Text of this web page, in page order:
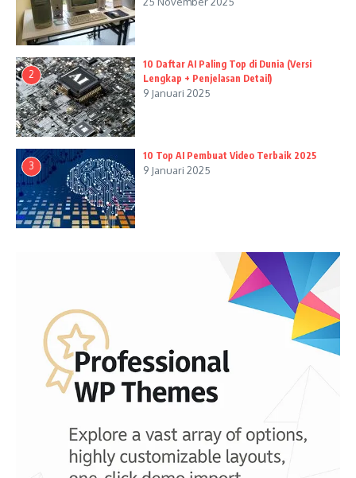
2
10 Daftar AI Paling Top di Dunia (Versi
Lengkap + Penjelasan Detail)
9 Januari 2025
3
10 Top AI Pembuat Video Terbaik 2025
9 Januari 2025